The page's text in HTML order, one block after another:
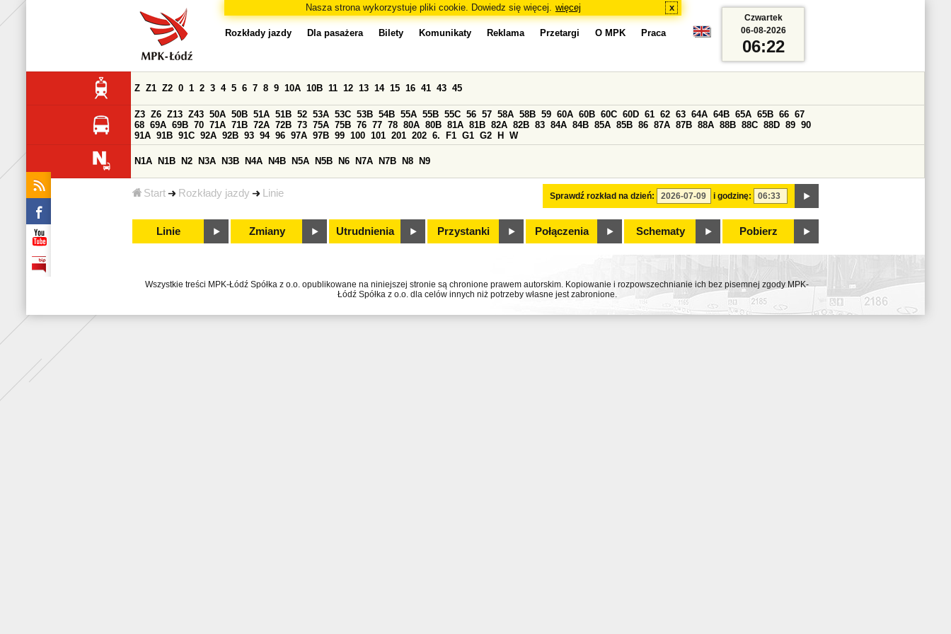
Nasza strona wykorzystuje pliki cookie. Dowiedz się więcej. więcej x
Start Rozkłady jazdy Linie
Rozkłady jazdy Dla pasażera Bilety Komunikaty Reklama Przetargi O MPK Praca
Sprawdź rozkład na dzień: i godzinę:
Z Z1 Z2 0 1 2 3 4 5 6 7 8 9 10A 10B 11 12 13 14 15 16 41 43 45
Z3 Z6 Z13 Z43 50A 50B 51A 51B 52 53A 53C 53B 54B 55A 55B 55C 56 57 58A 58B 59 60A 60B 60C 60D 61 62 63 64A 64B 65A 65B 66 67
68 69A 69B 70 71A 71B 72A 72B 73 75A 75B 76 77 78 80A 80B 81A 81B 82A 82B 83 84A 84B 85A 85B 86 87A 87B 88A 88B 88C 88D 89 90
91A 91B 91C 92A 92B 93 94 96 97A 97B 99 100 101 201 202 6. F1 G1 G2 H W
N1A N1B N2 N3A N3B N4A N4B N5A N5B N6 N7A N7B N8 N9
Linie Zmiany Utrudnienia Przystanki Połączenia Schematy Pobierz
Czwartek
06-08-2026
06:22
Wszystkie treści MPK-Łódź Spółka z o.o. opublikowane na niniejszej stronie są chronione prawem autorskim. Kopiowanie i rozpowszechnianie ich bez pisemnej zgody MPK-
Łódź Spółka z o.o. dla celów innych niż potrzeby własne jest zabronione.